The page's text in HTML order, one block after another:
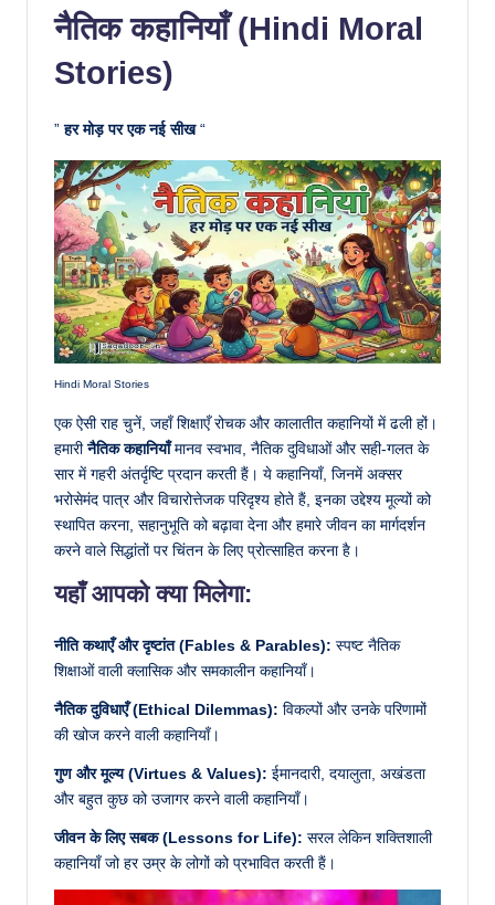
नैतिक कहानियाँ (Hindi Moral
Stories)
”हर मोड़ पर एक नई सीख“
Hindi Moral Stories
एक ऐसी राह चुनें, जहाँ शिक्षाएँ रोचक और कालातीत कहानियों में ढली हों।
हमारीनैतिक कहानियाँमानव स्वभाव, नैतिक दुविधाओं और सही-गलत के
सार में गहरी अंतर्दृष्टि प्रदान करती हैं। ये कहानियाँ, जिनमें अक्सर
भरोसेमंद पात्र और विचारोत्तेजक परिदृश्य होते हैं, इनका उद्देश्य मूल्यों को
स्थापित करना, सहानुभूति को बढ़ावा देना और हमारे जीवन का मार्गदर्शन
करने वाले सिद्धांतों पर चिंतन के लिए प्रोत्साहित करना है।
यहाँ आपको क्या मिलेगा:
नीति कथाएँ और दृष्टांत (Fables & Parables): स्पष्ट नैतिक
शिक्षाओं वाली क्लासिक और समकालीन कहानियाँ।
नैतिक दुविधाएँ (Ethical Dilemmas): विकल्पों और उनके परिणामों
की खोज करने वाली कहानियाँ।
गुण और मूल्य (Virtues & Values): ईमानदारी, दयालुता, अखंडता
और बहुत कुछ को उजागर करने वाली कहानियाँ।
जीवन के लिए सबक (Lessons for Life): सरल लेकिन शक्तिशाली
कहानियाँ जो हर उम्र के लोगों को प्रभावित करती हैं।